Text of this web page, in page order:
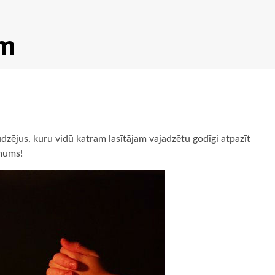
kuru vidū katram lasītājam vajadzētu godīgi atpazīt